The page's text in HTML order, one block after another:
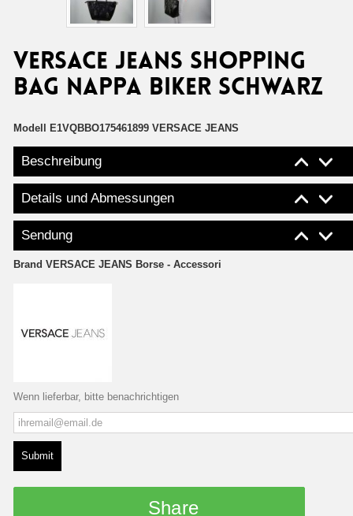
Versace Jeans shopping
bag nappa biker schwarz
Modell E1VQBBO175461899 VERSACE JEANS
Beschreibung
Details und Abmessungen
Sendung
Brand VERSACE JEANS Borse - Accessori
Wenn lieferbar, bitte benachrichtigen
Submit
Share